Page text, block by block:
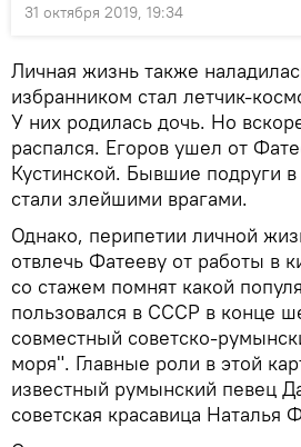
31 октября 2019, 19:34
Личная жизнь также
избранником стал летчик-
У них родилась дочь. Но
распался. Егоров ушел от
Кустинской. Бывшие подруги
стали злейшими врагами.
Однако, перипетии личной
отвлечь Фатееву от работы в
со стажем помнят какой
пользовался в СССР в конце
совместный советско-
моря". Главные роли в этой
известный румынский певец
советская красавица Наталья